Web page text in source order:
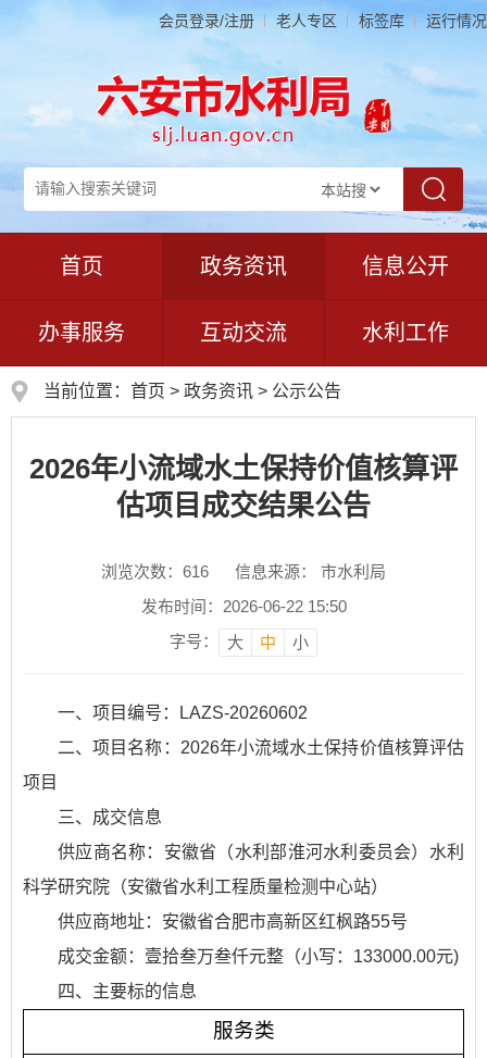
会员登录/注册 老人专区 标签库 运行情况
首页 政务资讯 信息公开
办事服务 互动交流 水利工作
当前位置： 首页 > 政务资讯 > 公示公告
2026年小流域水土保持价值核算评
估项目成交结果公告
浏览次数： 616
信息来源： 市水利局
发布时间：2026-06-22 15:50
字号：
大 中 小
一、项目编号：LAZS-20260602
二、项目名称：2026年小流域水土保持价值核算评估
项目
三、成交信息
供应商名称：安徽省（水利部淮河水利委员会）水利
科学研究院（安徽省水利工程质量检测中心站）
供应商地址：安徽省合肥市高新区红枫路55号
成交金额：壹拾叁万叁仟元整（小写：133000.00元)
四、主要标的信息
服务类